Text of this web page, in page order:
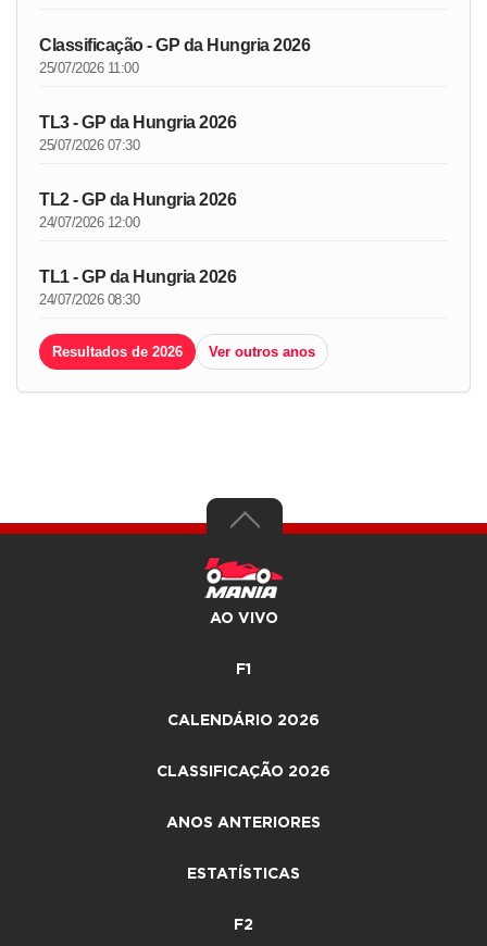
Classificação - GP da Hungria 2026
25/07/2026 11:00
TL3 - GP da Hungria 2026
25/07/2026 07:30
TL2 - GP da Hungria 2026
24/07/2026 12:00
TL1 - GP da Hungria 2026
24/07/2026 08:30
Resultados de 2026 Ver outros anos
AO VIVO
F1
CALENDÁRIO 2026
CLASSIFICAÇÃO 2026
ANOS ANTERIORES
ESTATÍSTICAS
F2